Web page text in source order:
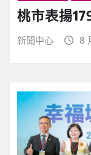
桃市表揚
新聞中心 8